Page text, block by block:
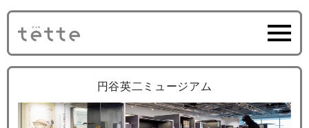
円谷英二ミュージアム